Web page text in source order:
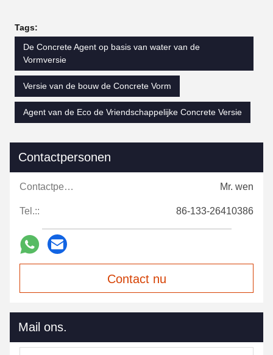
Tags:
De Concrete Agent op basis van water van de
Vormversie
Versie van de bouw de Concrete Vorm
Agent van de Eco de Vriendschappelijke Concrete Versie
Contactpersonen
Contactpersonen: Mr. wen
Tel.:: 86-133-26410386
Contact nu
Mail ons.